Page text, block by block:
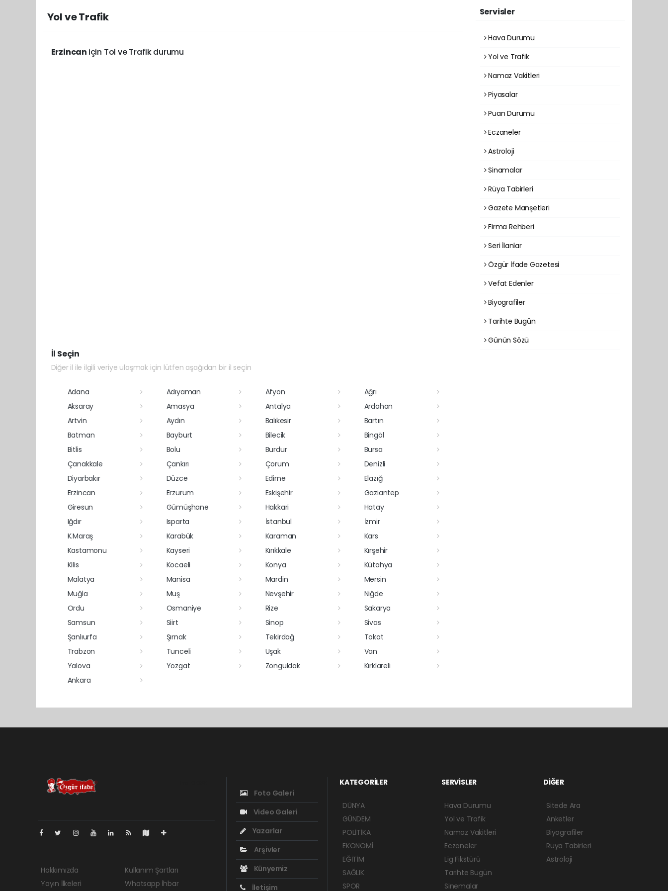
Yol ve Trafik
Erzincan için Tol ve Trafik durumu
İl Seçin
Diğer il ile ilgili veriye ulaşmak için lütfen aşağıdan bir il seçin
Adana Adıyaman Afyon
Ağrı
Aksaray
Amasya Antalya
Ardahan
Artvin
Aydın Balıkesir
Bartın
Batman
Bayburt Bilecik
Bingöl
Bitlis
Bolu Burdur
Bursa
Çanakkale
Çankırı Çorum
Denizli
Diyarbakır
Düzce Edirne
Elazığ
Erzincan
Erzurum Eskişehir
Gaziantep
Giresun
Gümüşhane Hakkari
Hatay
Iğdır
Isparta İstanbul
İzmir
K.Maraş
Karabük Karaman
Kars
Kastamonu
Kayseri Kırıkkale
Kırşehir
Kilis
Kocaeli Konya
Kütahya
Malatya
Manisa Mardin
Mersin
Muğla
Muş Nevşehir
Niğde
Ordu
Osmaniye Rize
Sakarya
Samsun
Siirt Sinop
Sivas
Şanlıurfa
Şırnak Tekirdağ
Tokat
Trabzon
Tunceli Uşak
Van
Yalova
Yozgat Zonguldak
Kırklareli
Ankara
Servisler
Hava Durumu
Yol ve Trafik
Namaz Vakitleri
Piyasalar
Puan Durumu
Eczaneler
Astroloji
Sinamalar
Rüya Tabirleri
Gazete Manşetleri
Firma Rehberi
Seri İlanlar
Özgür İfade Gazetesi
Vefat Edenler
Biyografiler
Tarihte Bugün
Günün Sözü
Hakkımızda
Yayın İlkeleri
Kullanım Şartları
Whatsapp İhbar
Foto Galeri
Video Galeri
Yazarlar
Arşivler
Künyemiz
İletişim
KATEGORİLER
DÜNYA
GÜNDEM
POLİTİKA
EKONOMİ
EĞİTİM
SAĞLIK
SPOR
SERVİSLER
Hava Durumu
Yol ve Trafik
Namaz Vakitleri
Eczaneler
Lig Fikstürü
Tarihte Bugün
Sinemalar
DİĞER
Sitede Ara
Anketler
Biyografiler
Rüya Tabirleri
Astroloji